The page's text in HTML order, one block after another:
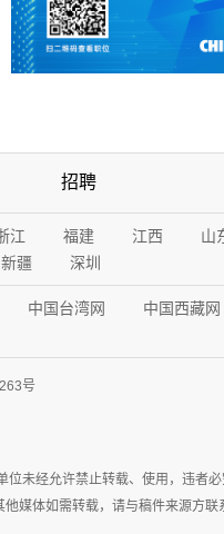
招聘
江 福建 江西 山
新疆 深圳
中国台湾网 中国西藏网
号
位未经允许禁止转载、使用，违者
媒体如需转载，请与稿件来源方联